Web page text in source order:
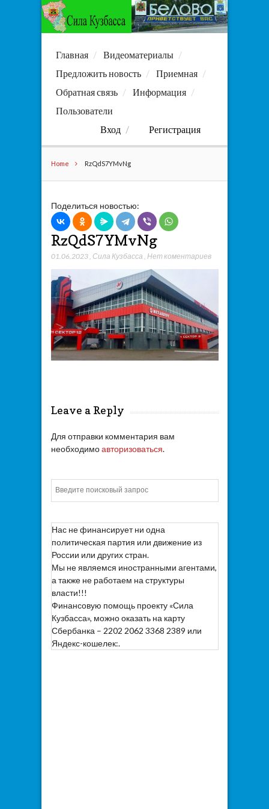
Главная
Видеоматериалы
Предложить новость
Приемная
Обратная связь
Информация
Пользователи
Вход
Регистрация
Home RzQdS7YMvNg
Поделиться новостью:
RzQdS7YMvNg
01.06.2023, Сила Кузбасса Нет коментариев
Leave a Reply
Для отправки комментария вам
необходимоавторизоваться.
Нас не финансирует ни одна
политическая партия или движение из
России или других стран.
Мы не являемся иностранными агентами,
а также не работаем на структуры
власти!!!
Финансовую помощь проекту «Сила
Кузбасса», можно оказать на карту
Сбербанка – 2202 2062 3368 2389 или
Яндекс-кошелек:.